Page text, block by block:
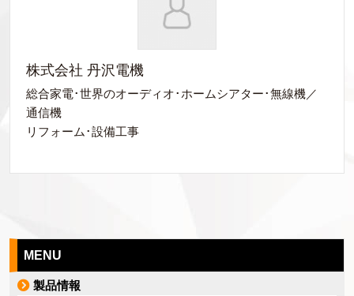
株式会社 丹沢電機
総合家電･世界のオーディオ･ホームシアター･無線機／
通信機
リフォーム･設備工事
MENU
製品情報